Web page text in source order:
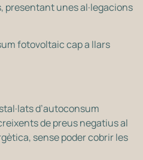
presentant unes al·legacions
fotovoltaic cap a llars
d’autoconsum
de preus negatius al
sense poder cobrir les